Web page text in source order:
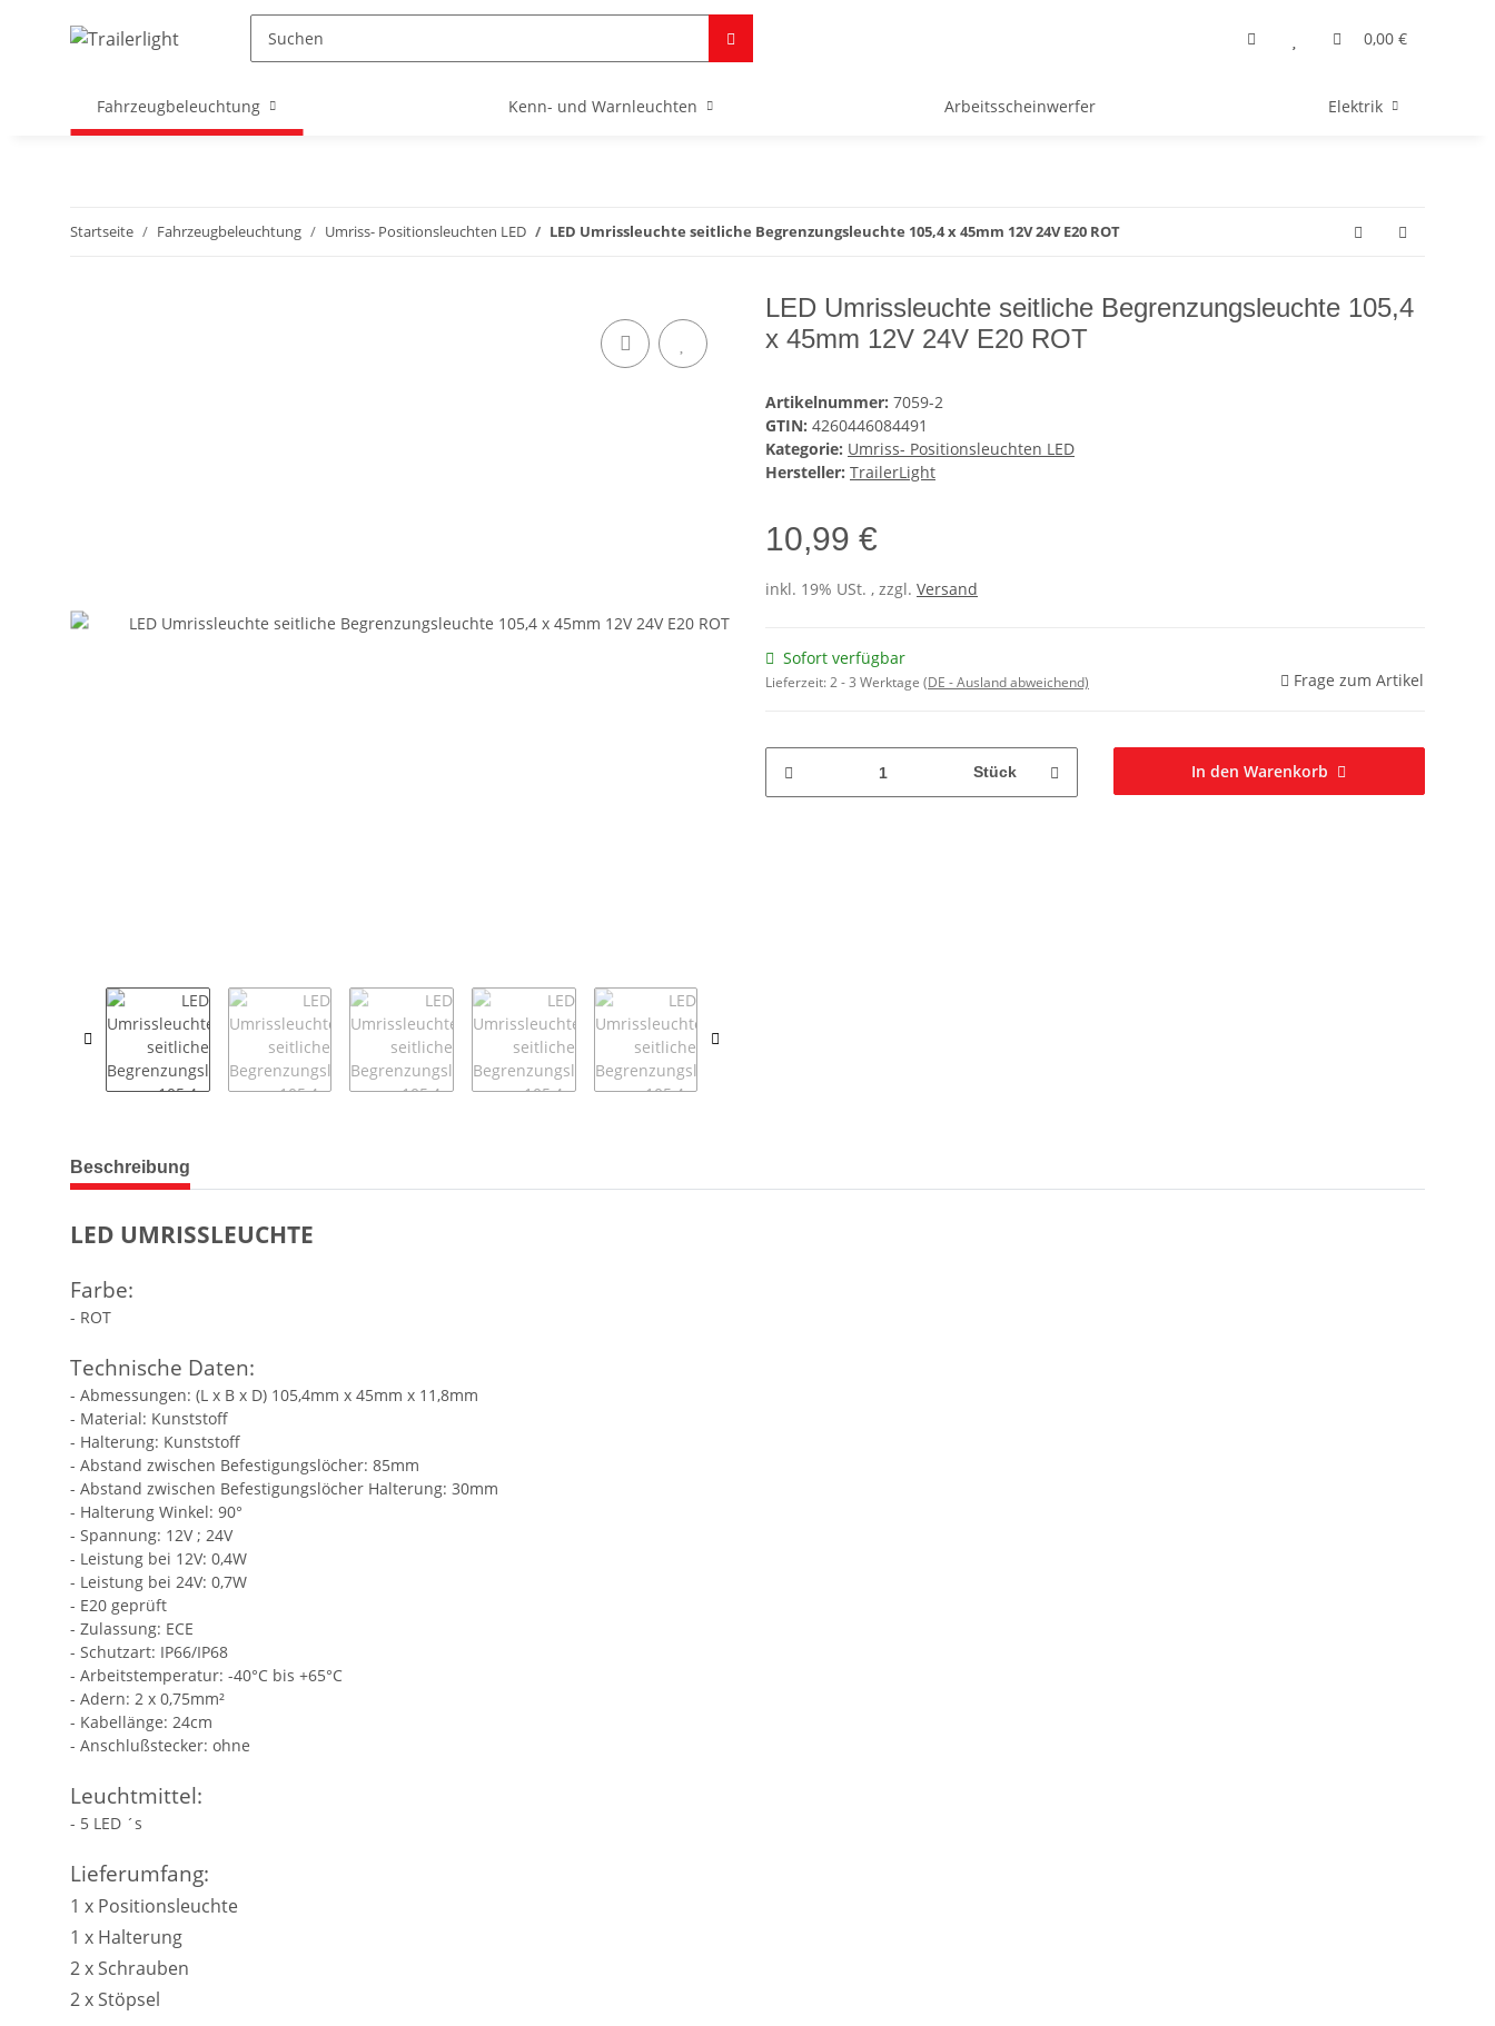
0,00 €
Fahrzeugbeleuchtung Kenn- und Warnleuchten Arbeitsscheinwerfer Elektrik
Startseite Fahrzeugbeleuchtung Umriss- Positionsleuchten LED LED Umrissleuchte seitliche Begrenzungsleuchte 105,4 x 45mm 12V 24V E20 ROT
LED Umrissleuchte seitliche Begrenzungsleuchte 105,4
x 45mm 12V 24V E20 ROT
Artikelnummer: 7059-2
GTIN: 4260446084491
Kategorie: Umriss- Positionsleuchten LED
Hersteller: TrailerLight
10,99 €
inkl. 19% USt. , zzgl. Versand
Sofort verfügbar
Lieferzeit:2 - 3 Werktage (DE - Ausland abweichend) Frage zum Artikel
Stück In den Warenkorb
Beschreibung
LED UMRISSLEUCHTE
Farbe:
- ROT
Technische Daten:
- Abmessungen: (L x B x D) 105,4mm x 45mm x 11,8mm
- Material: Kunststoff
- Halterung: Kunststoff
- Abstand zwischen Befestigungslöcher: 85mm
- Abstand zwischen Befestigungslöcher Halterung: 30mm
- Halterung Winkel: 90°
- Spannung: 12V ; 24V
- Leistung bei 12V: 0,4W
- Leistung bei 24V: 0,7W
- E20 geprüft
- Zulassung: ECE
- Schutzart: IP66/IP68
- Arbeitstemperatur: -40°C bis +65°C
- Adern: 2 x 0,75mm²
- Kabellänge: 24cm
- Anschlußstecker: ohne
Leuchtmittel:
- 5 LED ´s
Lieferumfang:
1 x Positionsleuchte
1 x Halterung
2 x Schrauben
2 x Stöpsel